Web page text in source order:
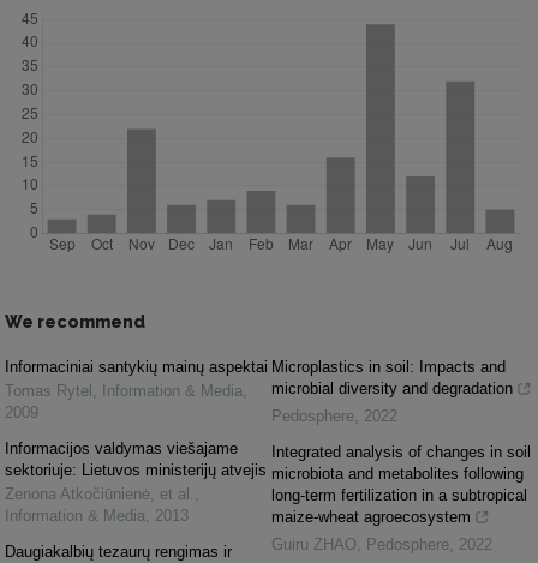
We recommend
Informaciniai santykių mainų aspektai
Tomas Rytel , Information & Media,
2009
Informacijos valdymas viešajame
sektoriuje: Lietuvos ministerijų atvejis
Zenona Atkočiūnienė, et al. ,
Information & Media, 2013
Daugiakalbių tezaurų rengimas ir
Microplastics in soil: Impacts and
microbial diversity and degradation
Pedosphere, 2022
Integrated analysis of changes in soil
microbiota and metabolites following
long-term fertilization in a subtropical
maize-wheat agroecosystem
Guiru ZHAO, Pedosphere, 2022